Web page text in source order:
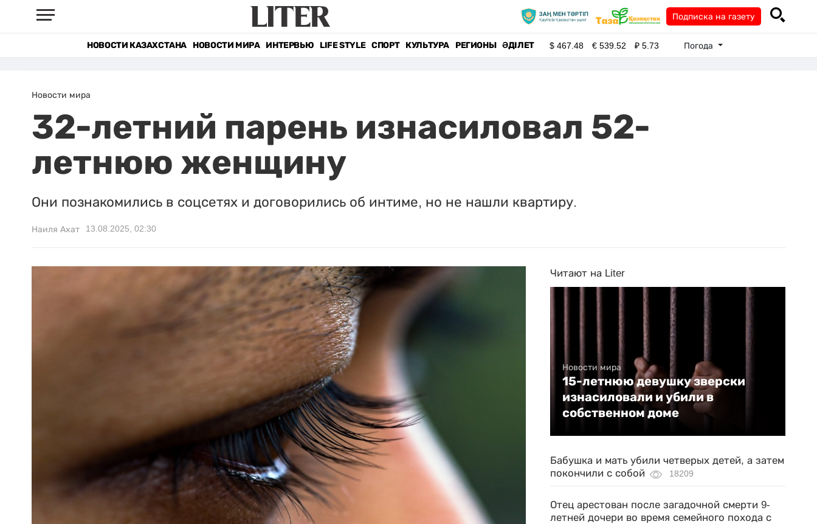
Подписка на газету
НОВОСТИ КАЗАХСТАНА НОВОСТИ МИРА ИНТЕРВЬЮ LIFE STYLE СПОРТ КУЛЬТУРА РЕГИОНЫ ӘДІЛЕТ $467.48 €539.52 ₽5.73 Погода
Новости мира
32-летний парень изнасиловал 52-
летнюю женщину
Они познакомились в соцсетях и договорились об интиме, но не нашли квартиру.
Наиля Ахат 13.08.2025, 02:30
Читают на Liter
Новости мира
15-летнюю девушку зверски
изнасиловали и убили в
собственном доме
Бабушка и мать убили четверых детей, а затем
покончили с собой
18209
Отец арестован после загадочной смерти 9-
летней дочери во время семейного похода с